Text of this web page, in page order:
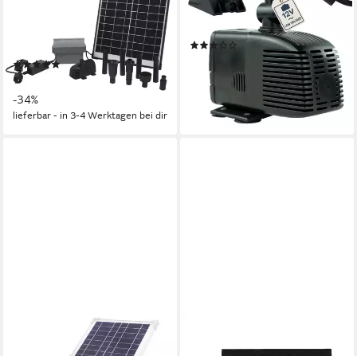
SolarMax 1000 Accu inkl.
PowerControl, Hybrid-
Funktion
(2)
211,49 € UVP319,00 €
-34%
lieferbar - in 3-4 Werktagen bei dir
V – 1000 L/H, 17 Watt, 7m
Kabel, 170 cm Förderhöhe
36,99 €
lieferbar - in 3-4 Werktagen bei dir
Solarpumpe Pumpen-System
Springbrunnenpumpe